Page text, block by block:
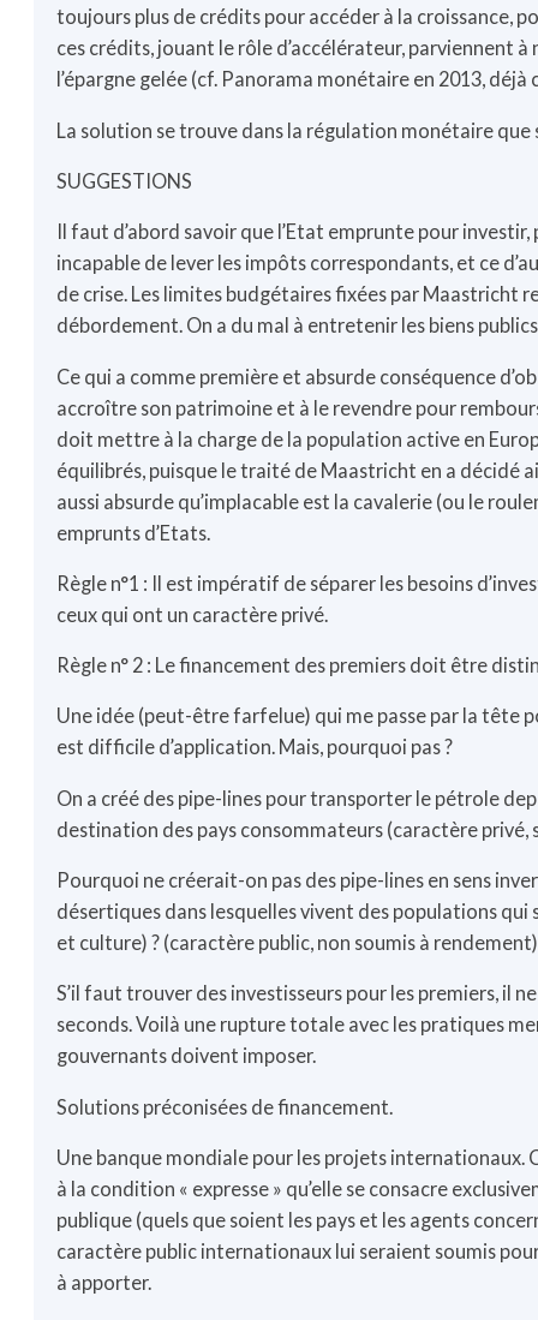
toujours plus de crédits pour accéder à la croissance,
ces crédits, jouant le rôle d’accélérateur, parviennent
l’épargne gelée (cf. Panorama monétaire en 2013, déjà
La solution se trouve dans la régulation monétaire que
SUGGESTIONS
Il faut d’abord savoir que l’Etat emprunte pour
incapable de lever les impôts correspondants, et ce
de crise. Les limites budgétaires fixées par Maastricht
débordement. On a du mal à entretenir les biens
Ce qui a comme première et absurde conséquence
accroître son patrimoine et à le revendre pour
doit mettre à la charge de la population active en
équilibrés, puisque le traité de Maastricht en a décidé
aussi absurde qu’implacable est la cavalerie (ou le
emprunts d’Etats.
Règle n°1 : Il est impératif de séparer les besoins
ceux qui ont un caractère privé.
Règle n° 2 : Le financement des premiers doit être
Une idée (peut-être farfelue) qui me passe par la tête
est difficile d’application. Mais, pourquoi pas ?
On a créé des pipe-lines pour transporter le pétrole
destination des pays consommateurs (caractère
Pourquoi ne créerait-on pas des pipe-lines en sens
désertiques dans lesquelles vivent des populations
et culture) ? (caractère public, non soumis à
S’il faut trouver des investisseurs pour les premiers, il
seconds. Voilà une rupture totale avec les pratiques
gouvernants doivent imposer.
Solutions préconisées de financement.
Une banque mondiale pour les projets internationaux.
à la condition « expresse » qu’elle se consacre
publique (quels que soient les pays et les agents
caractère public internationaux lui seraient soumis
à apporter.